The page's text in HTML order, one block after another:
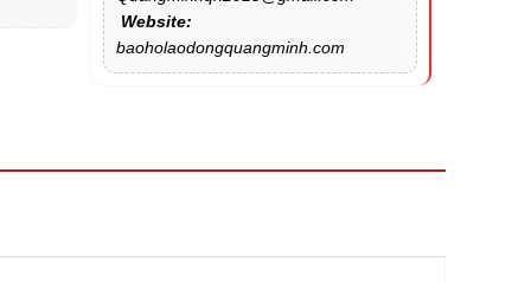
Website:
baoholaodongquangminh.com